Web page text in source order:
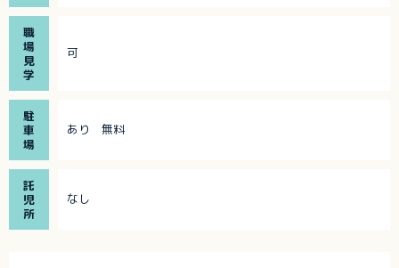
職
場
見
学
可
駐
車
場
あり 無料
託
児
所
なし